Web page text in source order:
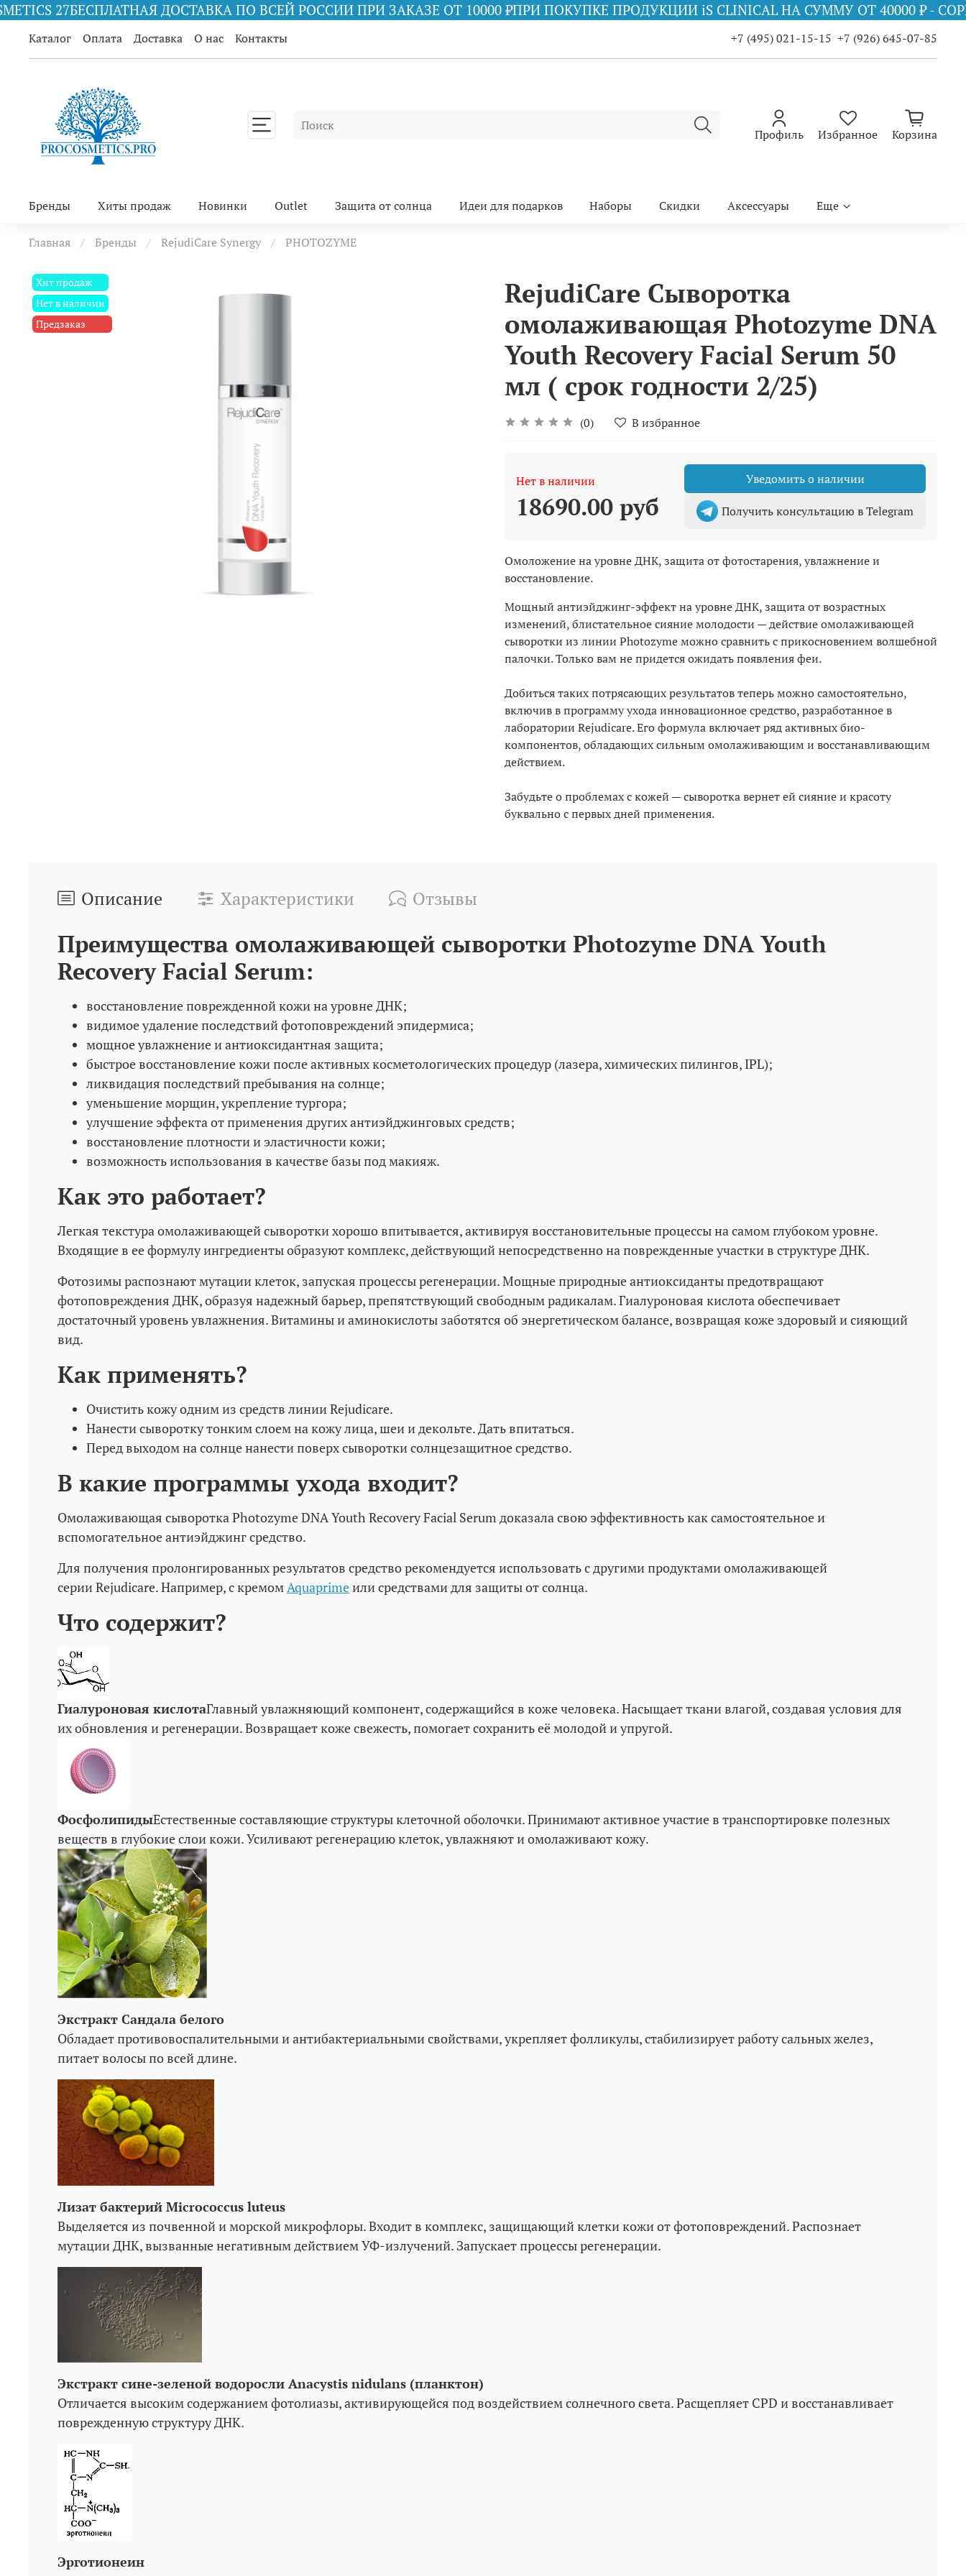
БЕСПЛАТНАЯ ДОСТАВКА ПО ВСЕЙ РОССИИ ПРИ ЗАКАЗЕ ОТ 10000 ₽ПРИ ПОКУПКЕ ПРОДУКЦИИ iS CLINICAL НА СУММУ ОТ 40000 ₽ - COPPER
Каталог Оплата Доставка О нас Контакты +7 (495) 021-15-15 +7 (926) 645-07-85
Профиль Избранное Корзина
Бренды Хиты продаж Новинки Outlet Защита от солнца Идеи для подарков Наборы Скидки Аксессуары Еще
Главная Бренды RejudiCare Synergy PHOTOZYME
Хит продаж
Нет в наличии
Предзаказ
RejudiCare Сыворотка
омолаживающая Photozyme DNA
Youth Recovery Facial Serum 50
мл ( срок годности 2/25)
(0) В избранное
Нет в наличии
18690.00 руб
Уведомить о наличии
Получить консультацию в Telegram
Омоложение на уровне ДНК, защита от фотостарения, увлажнение и
восстановление.
Мощный антиэйджинг-эффект на уровне ДНК, защита от возрастных
изменений, блистательное сияние молодости — действие омолаживающей
сыворотки из линии Photozyme можно сравнить с прикосновением волшебной
палочки. Только вам не придется ожидать появления феи.
Добиться таких потрясающих результатов теперь можно самостоятельно,
включив в программу ухода инновационное средство, разработанное в
лаборатории Rejudicare. Его формула включает ряд активных био-
компонентов, обладающих сильным омолаживающим и восстанавливающим
действием.
Забудьте о проблемах с кожей — сыворотка вернет ей сияние и красоту
буквально с первых дней применения.
Описание Характеристики Отзывы
Преимущества омолаживающей сыворотки Photozyme DNA Youth
Recovery Facial Serum:
восстановление поврежденной кожи на уровне ДНК;
видимое удаление последствий фотоповреждений эпидермиса;
мощное увлажнение и антиоксидантная защита;
быстрое восстановление кожи после активных косметологических процедур (лазера, химических пилингов, IPL);
ликвидация последствий пребывания на солнце;
уменьшение морщин, укрепление тургора;
улучшение эффекта от применения других антиэйджинговых средств;
восстановление плотности и эластичности кожи;
возможность использования в качестве базы под макияж.
Как это работает?
Легкая текстура омолаживающей сыворотки хорошо впитывается, активируя восстановительные процессы на самом глубоком уровне.
Входящие в ее формулу ингредиенты образуют комплекс, действующий непосредственно на поврежденные участки в структуре ДНК.
Фотозимы распознают мутации клеток, запуская процессы регенерации. Мощные природные антиоксиданты предотвращают
фотоповреждения ДНК, образуя надежный барьер, препятствующий свободным радикалам. Гиалуроновая кислота обеспечивает
достаточный уровень увлажнения. Витамины и аминокислоты заботятся об энергетическом балансе, возвращая коже здоровый и сияющий
вид.
Как применять?
Очистить кожу одним из средств линии Rejudicare.
Нанести сыворотку тонким слоем на кожу лица, шеи и декольте. Дать впитаться.
Перед выходом на солнце нанести поверх сыворотки солнцезащитное средство.
В какие программы ухода входит?
Омолаживающая сыворотка Photozyme DNA Youth Recovery Facial Serum доказала свою эффективность как самостоятельное и
вспомогательное антиэйджинг средство.
Для получения пролонгированных результатов средство рекомендуется использовать с другими продуктами омолаживающей
серии Rejudicare. Например, с кремомAquaprimeили средствами для защиты от солнца.
Что содержит?
Гиалуроновая кислотаГлавный увлажняющий компонент, содержащийся в коже человека. Насыщает ткани влагой, создавая условия для
их обновления и регенерации. Возвращает коже свежесть, помогает сохранить её молодой и упругой.
ФосфолипидыЕстественные составляющие структуры клеточной оболочки. Принимают активное участие в транспортировке полезных
веществ в глубокие слои кожи. Усиливают регенерацию клеток, увлажняют и омолаживают кожу.
Экстракт Сандала белого
Обладает противовоспалительными и антибактериальными свойствами, укрепляет фолликулы, стабилизирует работу сальных желез,
питает волосы по всей длине.
Лизат бактерий Micrococcus luteus
Выделяется из почвенной и морской микрофлоры. Входит в комплекс, защищающий клетки кожи от фотоповреждений. Распознает
мутации ДНК, вызванные негативным действием УФ-излучений. Запускает процессы регенерации.
Экстракт сине-зеленой водоросли Anacystis nidulans (планктон)
Отличается высоким содержанием фотолиазы, активирующейся под воздействием солнечного света. Расщепляет CPD и восстанавливает
поврежденную структуру ДНК.
Эрготионеин